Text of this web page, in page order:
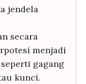
jendela
secara
menjadi
gagang
kunci.